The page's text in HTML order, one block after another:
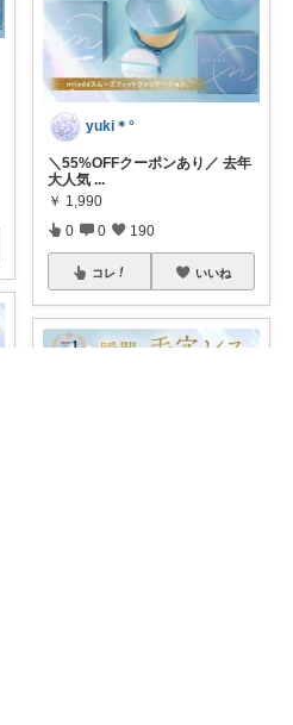
yuki＊°
＼55%OFFクーポンあり／ 去年
大人気 ...
￥ 1,990
0 0 190
コレ いいね